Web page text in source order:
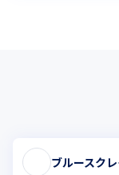
ブルースク